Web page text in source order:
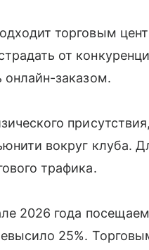
торговым
от
онлайн-заказом.
вокруг клуба.
трафика.
2026 года
25%.